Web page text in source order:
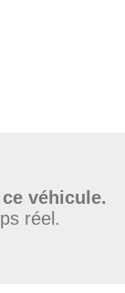
véhicule.
réel.